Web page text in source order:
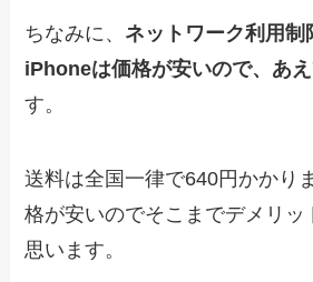
ちなみに、 ネットワーク利用
iPhoneは価格が安いので、あ
す。
送料は全国一律で640円かかり
格が安いのでそこまでデメリッ
思います。